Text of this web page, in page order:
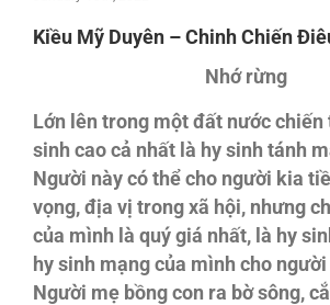
Kiều Mỹ Duyên – Chinh Chiến
Nhớ rừng
Lớn lên trong một đất nước chiến
sinh cao cả nhất là hy sinh tánh
Người này có thể cho người kia
vọng, địa vị trong xã hội, nhưng
của mình là quý giá nhất, là hy
hy sinh mạng của mình cho
Người mẹ bồng con ra bờ sông,